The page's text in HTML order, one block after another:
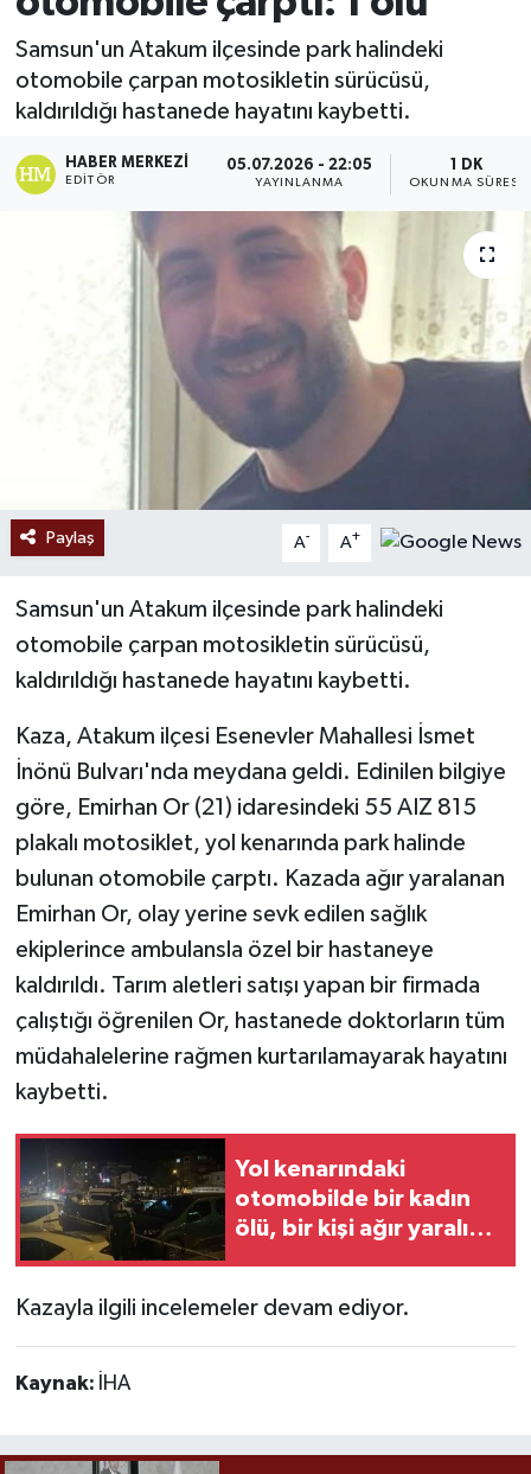
Samsun'un Atakum ilçesinde park halindeki
otomobile çarpan motosikletin sürücüsü,
kaldırıldığı hastanede hayatını kaybetti.
HABER MERKEZI
EDITÖR
05.07.2026 - 22:05
YAYINLANMA
1 DK
OKUNMA SÜRESI
Paylaş A- A+
Samsun'un Atakum ilçesinde park halindeki
otomobile çarpan motosikletin sürücüsü,
kaldırıldığı hastanede hayatını kaybetti.
Kaza, Atakum ilçesi Esenevler Mahallesi İsmet
İnönü Bulvarı'nda meydana geldi. Edinilen bilgiye
göre, Emirhan Or (21) idaresindeki 55 AIZ 815
plakalı motosiklet, yol kenarında park halinde
bulunan otomobile çarptı. Kazada ağır yaralanan
Emirhan Or, olay yerine sevk edilen sağlık
ekiplerince ambulansla özel bir hastaneye
kaldırıldı. Tarım aletleri satışı yapan bir firmada
çalıştığı öğrenilen Or, hastanede doktorların tüm
müdahalelerine rağmen kurtarılamayarak hayatını
kaybetti.
Yol kenarındaki
otomobilde bir kadın
ölü, bir kişi ağır yaralı
Kazayla ilgili incelemeler devam ediyor.
Kaynak: İHA
Ekonomi
Sağlık
Tokat Haber